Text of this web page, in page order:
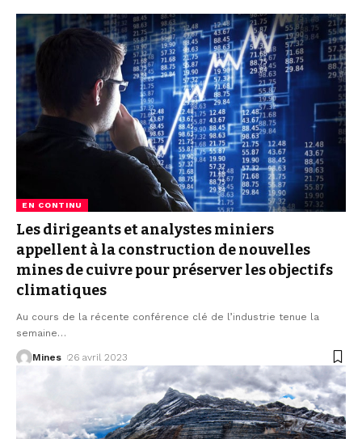
EN CONTINU
Les dirigeants et analystes miniers
appellent à la construction de nouvelles
mines de cuivre pour préserver les objectifs
climatiques
Au cours de la récente conférence clé de l’industrie tenue la
semaine…
Mines 26 avril 2023